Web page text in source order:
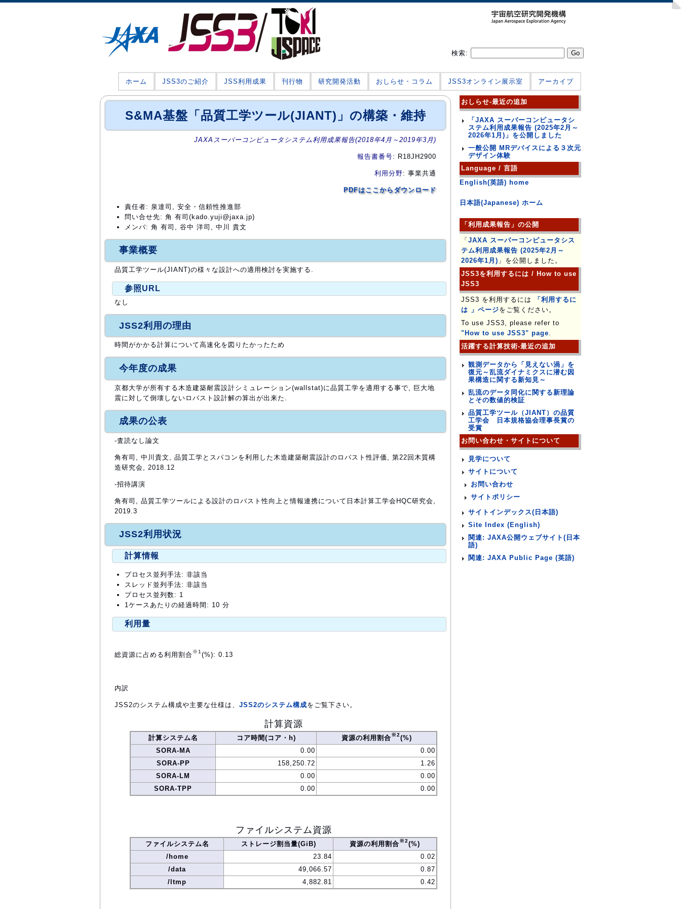
検索:
ホーム JSS3のご紹介 JSS利用成果 刊行物 研究開発活動 おしらせ・コラム JSS3オンライン展示室 アーカイブ
S&MA基盤「品質工学ツール(JIANT)」の構築・維持
JAXAスーパーコンピュータシステム利用成果報告(2018年4月～2019年3月)
報告書番号: R18JH2900
利用分野: 事業共通
PDFはここからダウンロード
責任者: 泉達司, 安全・信頼性推進部
問い合せ先: 角 有司(kado.yuji@jaxa.jp)
メンバ: 角 有司, 谷中 洋司, 中川 貴文
事業概要
品質工学ツール(JIANT)の様々な設計への適用検討を実施する.
参照URL
なし
JSS2利用の理由
時間がかかる計算について高速化を図りたかったため
今年度の成果
京都大学が所有する木造建築耐震設計シミュレーション(wallstat)に品質工学を適用する事で, 巨大地
震に対して倒壊しないロバスト設計解の算出が出来た.
成果の公表
-査読なし論文
角有司, 中川貴文, 品質工学とスパコンを利用した木造建築耐震設計のロバスト性評価, 第22回木質構
造研究会, 2018.12
-招待講演
角有司, 品質工学ツールによる設計のロバスト性向上と情報連携について日本計算工学会HQC研究会,
2019.3
JSS2利用状況
計算情報
プロセス並列手法: 非該当
スレッド並列手法: 非該当
プロセス並列数: 1
1ケースあたりの経過時間: 10 分
利用量
総資源に占める利用割合※1 (%): 0.13
内訳
JSS2のシステム構成や主要な仕様は、 JSS2のシステム構成をご覧下さい。
計算資源
計算システム名 コア時間(コア・h) 資源の利用割合※2(%)
SORA-MA
0.00
0.00
SORA-PP
158,250.72
1.26
SORA-LM
0.00
0.00
SORA-TPP
0.00 0.00
ファイルシステム資源
ファイルシステム名 ストレージ割当量(GiB) 資源の利用割合※2(%)
/home
23.84
0.02
/data
49,066.57
0.87
/ltmp
4,882.81 0.42
おしらせ-最近の追加
「JAXA スーパーコンピュータシ
ステム利用成果報告 (2025年2月～
2026年1月)」を公開しました
一般公開 MRデバイスによる３次元
デザイン体験
Language / 言語
English(英語) home
日本語(Japanese) ホーム
「利用成果報告」の公開
「 JAXA スーパーコンピュータシス
テム利用成果報告 (2025年2月～
2026年1月) 」を公開しました。
JSS3を利用するには / How to use
JSS3
JSS3 を利用するには
「利用するに
は 」ページをご覧ください。
To use JSS3, please refer to
"How to use JSS3" page.
活躍する計算技術-最近の追加
観測データから「見えない渦」を
復元～乱流ダイナミクスに潜む因
果構造に関する新知見～
乱流のデータ同化に関する新理論
とその数値的検証
品質工学ツール（JIANT）の品質
工学会 日本規格協会理事長賞の
受賞
お問い合わせ・サイトについて
見学について
サイトについて
お問い合わせ
サイトポリシー
サイトインデックス(日本語)
Site Index (English)
関連: JAXA公開ウェブサイト(日本
語)
関連: JAXA Public Page (英語)